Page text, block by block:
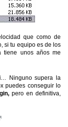
que como de
si tu equipo es de los
tiene unos años me
… Ninguno supera la
puedes conseguir lo
pero en definitiva,